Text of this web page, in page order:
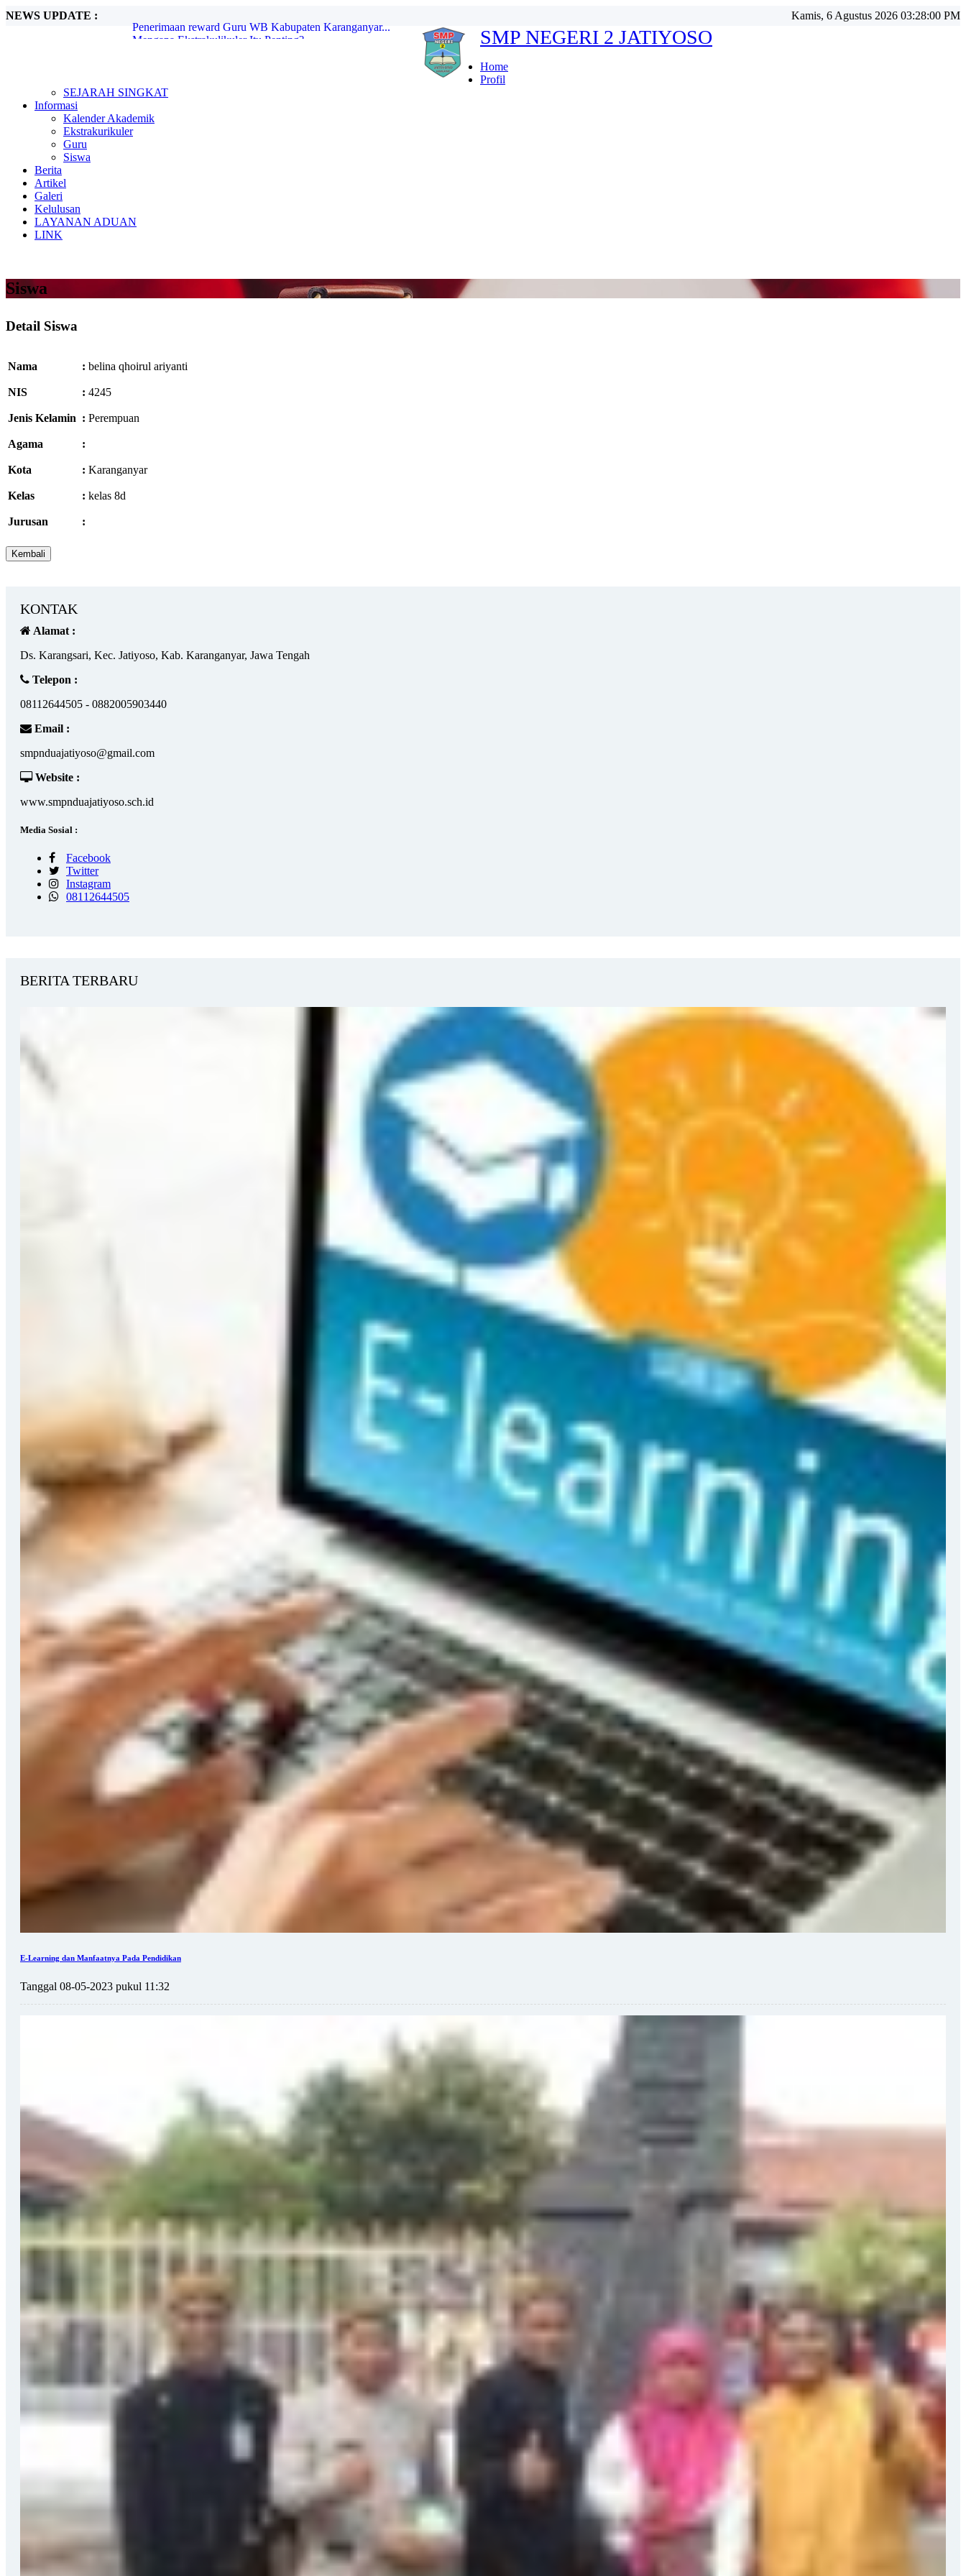
NEWS UPDATE :
Mengapa Ekstrakulikuler Itu Penting?...
Mengenal Sejarah G30S PKI...
Tugas Libur Corona...
Beasiswa SMA di Singapura untuk Pelajar Indonesia FULL...
E-Learning dan Manfaatnya Pada Pendidikan...
Kamis, 6 Agustus 2026 03:28:02 PM
SMP NEGERI 2 JATIYOSO
Home
Profil
SEJARAH SINGKAT
Informasi
Kalender Akademik
Ekstrakurikuler
Guru
Siswa
Berita
Artikel
Galeri
Kelulusan
LAYANAN ADUAN
LINK
Siswa
Detail Siswa
Nama : belina qhoirul ariyanti
NIS : 4245
Jenis Kelamin : Perempuan
Agama :
Kota : Karanganyar
Kelas : kelas 8d
Jurusan :
KONTAK
Alamat :
Ds. Karangsari, Kec. Jatiyoso, Kab. Karanganyar, Jawa Tengah
Telepon :
08112644505 - 0882005903440
Email :
smpnduajatiyoso@gmail.com
Website :
www.smpnduajatiyoso.sch.id
Media Sosial :
Facebook
Twitter
Instagram
08112644505
BERITA TERBARU
E-Learning dan Manfaatnya Pada Pendidikan
Tanggal 08-05-2023 pukul 11:32